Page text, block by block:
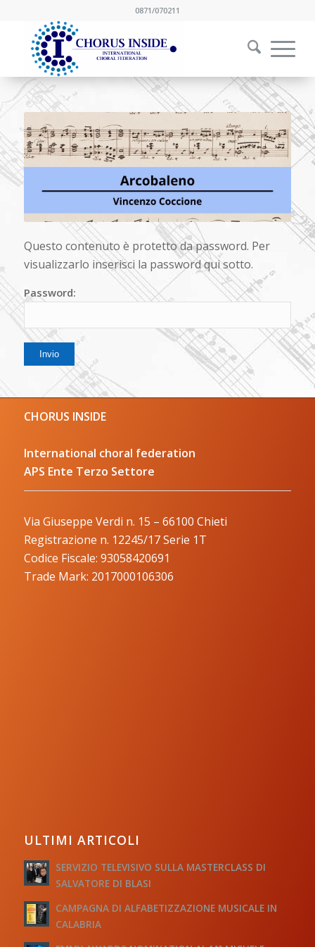
0871/070211
Questo contenuto è protetto da password. Per
visualizzarlo inserisci la password qui sotto.
Password:
CHORUS INSIDE
International choral federation
APS Ente Terzo Settore
Via Giuseppe Verdi n. 15 – 66100 Chieti
Registrazione n. 12245/17 Serie 1T
Codice Fiscale: 93058420691
Trade Mark: 2017000106306
ULTIMI ARTICOLI
SERVIZIO TELEVISIVO SULLA MASTERCLASS DI
SALVATORE DI BLASI
CAMPAGNA DI ALFABETIZZAZIONE MUSICALE IN
CALABRIA